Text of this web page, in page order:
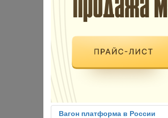
Вагон платформа в России